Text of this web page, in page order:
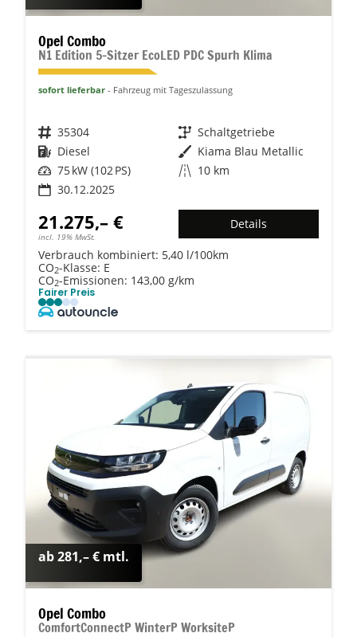
Opel Combo
N1 Edition 5-Sitzer EcoLED PDC Spurh Klima
sofort lieferbar Fahrzeug mit Tageszulassung
Fahrzeugnr. 35304 Getriebe Schaltgetriebe
Kraftstoff Diesel Außenfarbe Kiama Blau Metallic
Leistung 75 kW (102 PS) Kilometerstand 10 km
30.12.2025
21.275,– €
incl. 19% MwSt.
Details
Verbrauch kombiniert: 5,40 l/100km
CO2-Klasse: E
CO2-Emissionen: 143,00 g/km
Fairer Preis
ab 281,– € mtl.
Opel Combo
ComfortConnectP WinterP WorksiteP